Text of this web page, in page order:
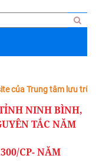
của Trung tâm lưu trữ
NINH BÌNH,
TẮC NĂM
CP- NĂM